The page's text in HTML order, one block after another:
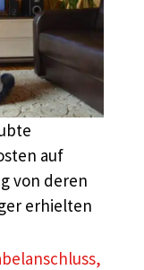
auf
von deren
erhielten
,